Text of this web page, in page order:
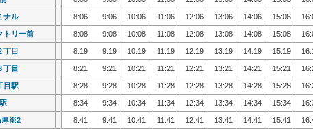
ナル 8:06 9:06 10:06 11:06 12:06 13:06 14:06 15:06
トリー前 8:08 9:08 10:08 11:08 12:08 13:08 14:08 15:08
丁目 8:19 9:19 10:19 11:19 12:19 13:19 14:19 15:19
丁目 8:21 9:21 10:21 11:21 12:21 13:21 14:21 15:21
目駅 8:28 9:28 10:28 11:28 12:28 13:28 14:28 15:28
8:34 9:34 10:34 11:34 12:34 13:34 14:34 15:34
厚※2 8:41 9:41 10:41 11:41 12:41 13:41 14:41 15:41
ナル 8:06 9:06 10:06 11:06 12:06 13:06 14:06 15:06
トリー前 8:08 9:08 10:08 11:08 12:08 13:08 14:08 15:08
丁目 8:19 9:19 10:19 11:19 12:19 13:19 14:19 15:19
丁目 8:21 9:21 10:21 11:21 12:21 13:21 14:21 15:21
目駅 8:28 9:28 10:28 11:28 12:28 13:28 14:28 15:28
8:34 9:34 10:34 11:34 12:34 13:34 14:34 15:34
厚※2 8:41 9:41 10:41 11:41 12:41 13:41 14:41 15:41